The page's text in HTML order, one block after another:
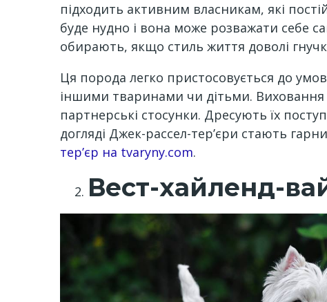
підходить активним власникам, які
буде нудно і вона може розважати себе
обирають, якщо стиль життя доволі
Ця порода легко пристосовується до
іншими тваринами чи дітьми. Виховання
партнерські стосунки. Дресують їх
догляді Джек-рассел-тер’єри стають
тер’єр на tvaryny.com.
Вест-хайленд-